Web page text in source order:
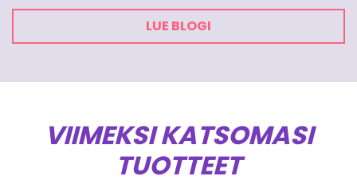
LUE BLOGI
VIIMEKSI KATSOMASI
TUOTTEET